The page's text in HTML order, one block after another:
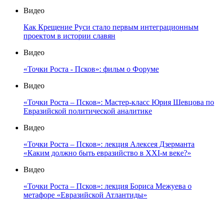
Видео
Как Крещение Руси стало первым интеграционным
проектом в истории славян
Видео
«Точки Роста - Псков»: фильм о Форуме
Видео
«Точки Роста – Псков»: Мастер-класс Юрия Шевцова по
Евразийской политической аналитике
Видео
«Точки Роста – Псков»: лекция Алексея Дзерманта
«Каким должно быть евразийство в XXI-м веке?»
Видео
«Точки Роста – Псков»: лекция Бориса Межуева о
метафоре «Евразийской Атлантиды»